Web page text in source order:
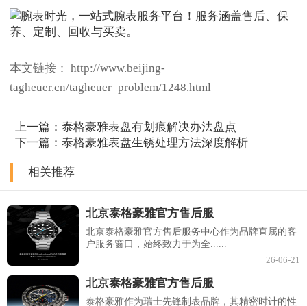
本文链接： http://www.beijing-
tagheuer.cn/tagheuer_problem/1248.html
上一篇：泰格豪雅表盘有划痕解决办法盘点
下一篇：泰格豪雅表盘生锈处理方法深度解析
相关推荐
北京泰格豪雅官方售后服
北京泰格豪雅官方售后服务中心作为品牌直属的客
户服务窗口，始终致力于为全......
26-06-21
北京泰格豪雅官方售后服
泰格豪雅作为瑞士先锋制表品牌，其精密时计的性